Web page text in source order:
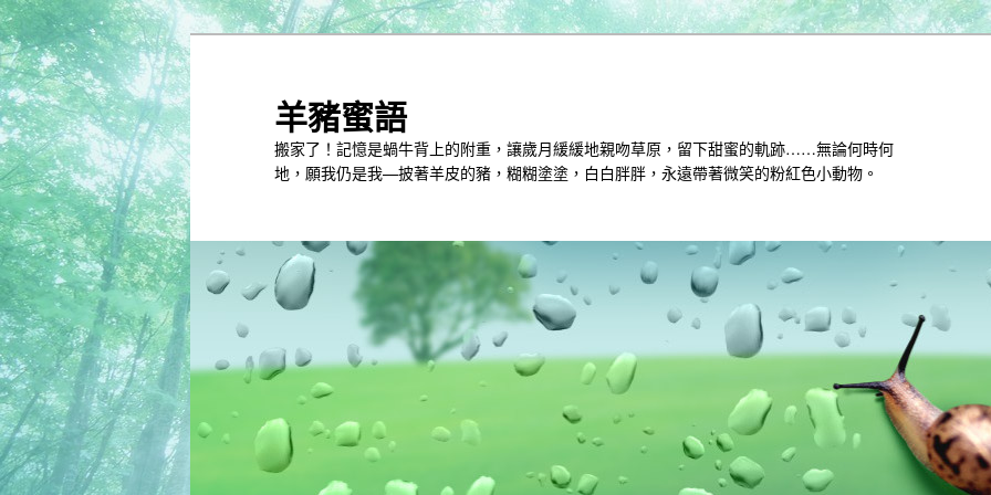
跳
到
主
內
容
羊豬蜜語
搬家了！記憶是蝸牛背上的附重，讓歲月緩緩地親吻草原，留下甜蜜的軌跡……無論何時何
地，願我仍是我—披著羊皮的豬，糊糊塗塗，白白胖胖，永遠帶著微笑的粉紅色小動物。